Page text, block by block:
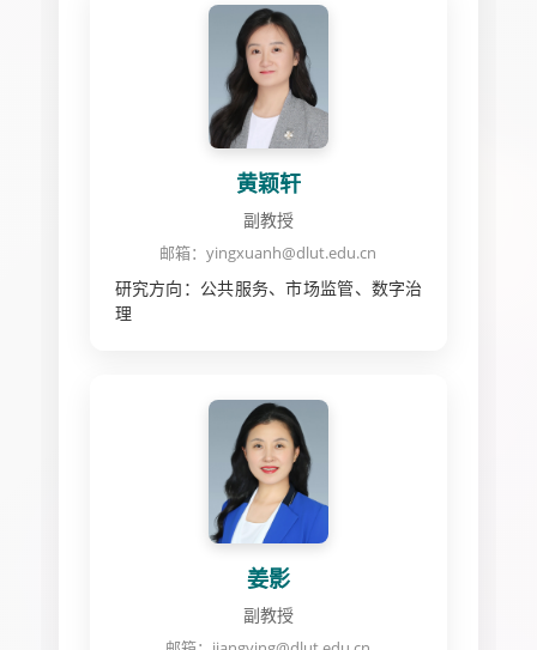
黄颖轩
副教授
邮箱：yingxuanh@dlut.edu.cn
研究方向：公共服务、市场监管、数字治
理
姜影
副教授